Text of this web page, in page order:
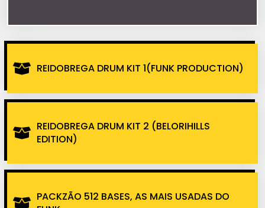
REIDOBREGA DRUM KIT 1(FUNK PRODUCTION)
REIDOBREGA DRUM KIT 2 (BELORIHILLS
EDITION)
PACKZÃO 512 BASES, AS MAIS USADAS DO